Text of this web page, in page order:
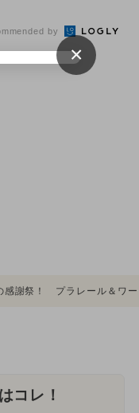
by
感謝祭！ プラレール＆ワ
コレ！
×